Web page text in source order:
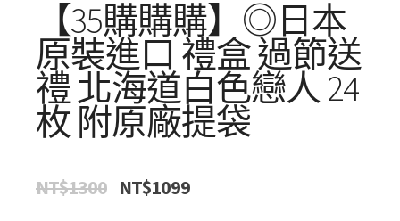
【35購購購】◎日本
原裝進口 禮盒 過節送
禮 北海道白色戀人 24
枚 附原廠提袋
NT$1300 原NT$1099目